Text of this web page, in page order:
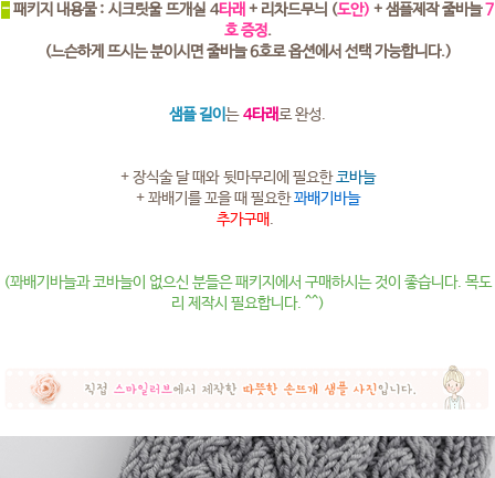
-패키지 내용물 : 시크릿울 뜨개실 4타래 + 리차드무늬 (도안) + 샘플제작 줄바늘7
호 증정.
(느슨하게 뜨시는 분이시면 줄바늘 6호로 옵션에서 선택 가능합니다.)
샘플 길이 는 4타래로 완성.
+ 장식술 달 때와 뒷마무리에 필요한코바늘
+ 꽈배기를 꼬을 때 필요한꽈배기바늘
추가구매.
(꽈배기바늘과 코바늘이 없으신 분들은 패키지에서 구매하시는 것이 좋습니다. 목도
리 제작시 필요합니다. ^^)